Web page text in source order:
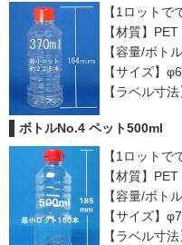
【1ロットで
【材質】PET
【容量/ボト
【サイズ】
【ラベル寸
ボトルNo.4 ペット500ml
【1ロットで
【材質】PET
【容量/ボト
【サイズ】
【ラベル寸